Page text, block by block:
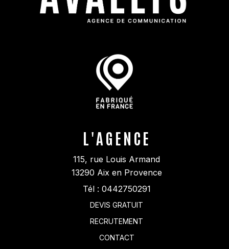
L'AGENCE
115, rue Louis Armand
13290 Aix en Provence
Tél : 0442750291
DEVIS GRATUIT
RECRUTEMENT
CONTACT